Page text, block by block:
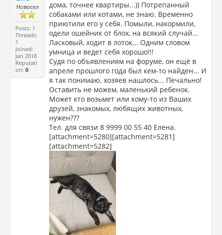
Новосел
Posts: 1
Threads:
1
Joined:
Jan 2018
Reputati
on:0
дома, точнее квартиры...)) Потрепанный
собаками или котами, не знаю. Временно
приютили его у себя. Помыли, накормили,
одели ошейник от блох, на всякий случай...
Ласковый, ходит в лоток... Одним словом
умница и ведет себя хорошо!!!
Судя по объявлениям на форуме, он ещё в
апреле прошлого года был кем-то найден... И
я так понимаю, хозяев нашлось... Печально!
Оставить не можем, маленький ребенок.
Может кто возьмет или кому-то из Ваших
друзей, знакомых, любящих животных,
нужен???
Тел. для связи 8 9999 00 55 40 Елена.
[attachment=5280][attachment=5281]
[attachment=5282]